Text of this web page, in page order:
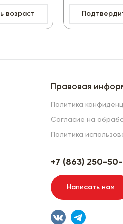
возраст 499.90₽
Правовая
Политика
Согласие на
Политика
+7 (863) 250-
Написать нам